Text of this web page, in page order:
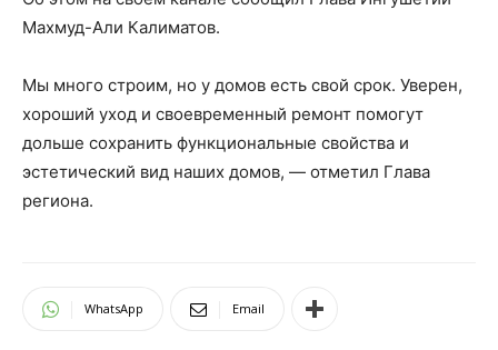
Махмуд-Али Калиматов.
Мы много строим, но у домов есть свой срок. Уверен,
хороший уход и своевременный ремонт помогут
дольше сохранить функциональные свойства и
эстетический вид наших домов, — отметил Глава
региона.
WhatsApp Email